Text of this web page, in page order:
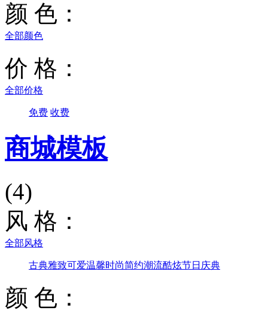
颜 色：
全部颜色
价 格：
全部价格
免费 收费
商城模板
(4)
风 格：
全部风格
古典雅致可爱温馨时尚简约潮流酷炫节日庆典
颜 色：